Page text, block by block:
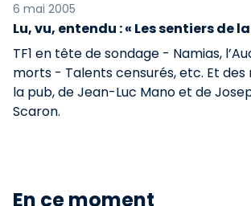
6 mai 2005
Lu, vu, entendu : « Les sentiers de
TF1 en tête de sondage - Namias,
morts - Talents censurés, etc. Et des
la pub, de Jean-Luc Mano et de
Scaron.
En ce moment